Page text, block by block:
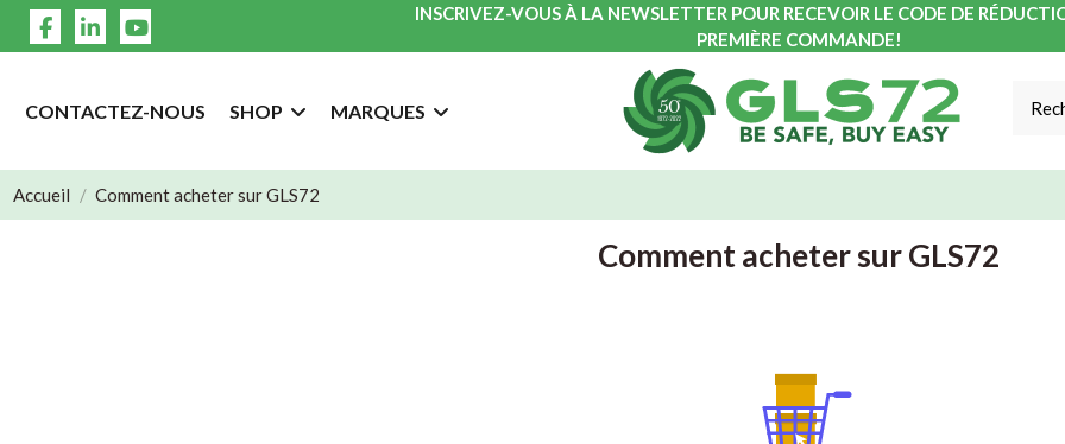
INSCRIVEZ-VOUS À LA NEWSLETTER POUR RECEVOIR LE CODE DE
PREMIÈRE COMMANDE!
CONTACTEZ-NOUS SHOP MARQUES
Accueil Comment acheter sur GLS72
Comment acheter sur GLS72